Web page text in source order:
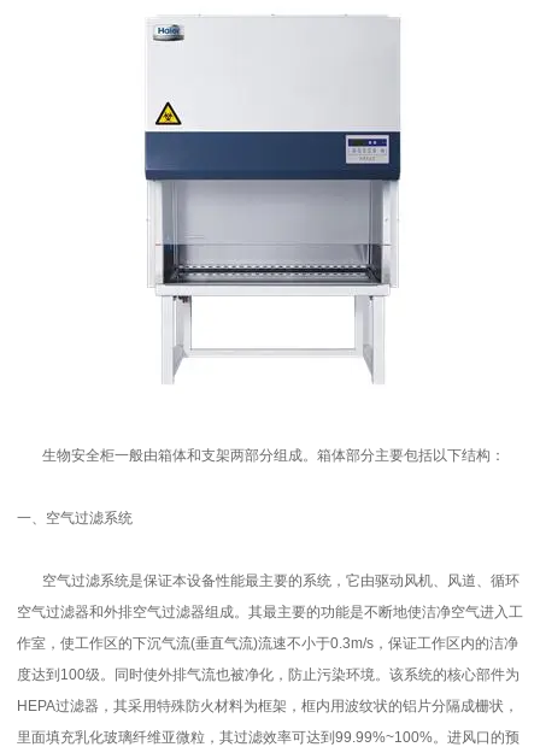
生物安全柜一般由箱体和支架两部分组成。箱体部分主要包括以下结构：
一、空气过滤系统
空气过滤系统是保证本设备性能最主要的系统，它由驱动风机、风道、循环
空气过滤器和外排空气过滤器组成。其最主要的功能是不断地使洁净空气进入工
作室，使工作区的下沉气流(垂直气流)流速不小于0.3m/s，保证工作区内的洁净
度达到100级。同时使外排气流也被净化，防止污染环境。该系统的核心部件为
HEPA过滤器，其采用特殊防火材料为框架，框内用波纹状的铝片分隔成栅状，
里面填充乳化玻璃纤维亚微粒，其过滤效率可达到99.99%~100%。进风口的预